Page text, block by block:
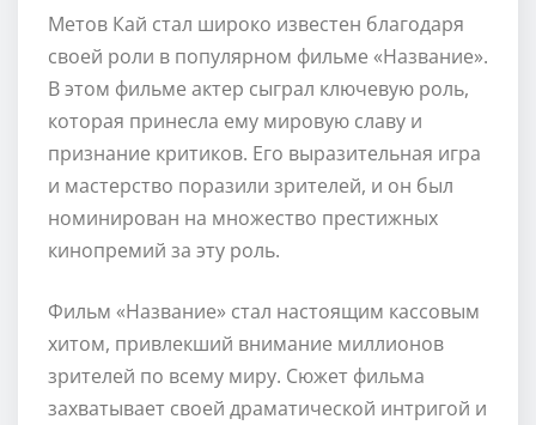
Метов Кай стал широко известен благодаря
своей роли в популярном фильме «Название».
В этом фильме актер сыграл ключевую роль,
которая принесла ему мировую славу и
признание критиков. Его выразительная игра
и мастерство поразили зрителей, и он был
номинирован на множество престижных
кинопремий за эту роль.
Фильм «Название» стал настоящим кассовым
хитом, привлекший внимание миллионов
зрителей по всему миру. Сюжет фильма
захватывает своей драматической интригой и